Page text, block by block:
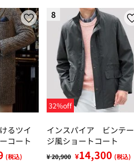
るツイ
コート
(税込)
8
32%off
インスパイア ビンテー
ジ風ショートコート
¥ 20,900 ¥14,300 (税込)